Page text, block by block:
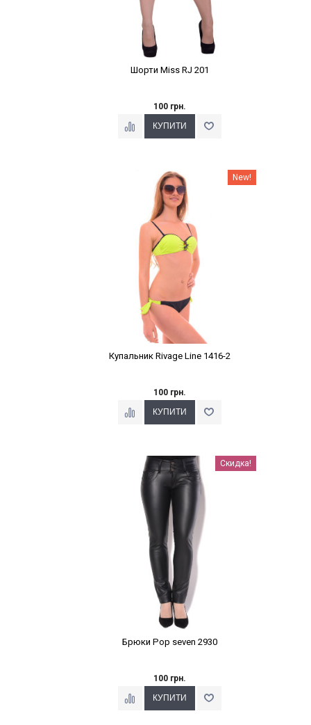
Шорти Miss RJ 201
100 грн.
Наклейки Варіант з % New!
Купальник Rivage Line 1416-2
100 грн.
Наклейки Варіант з % Скидка!
Брюки Pop seven 2930
100 грн.